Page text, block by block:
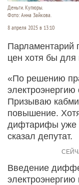
Деньги. Купюры.
Фото: Анна Зайкова.
8 апреля 2025 в 13:10
Парламентарий
цен хотя бы для
«По решению
Призываю
повышение.
дифтарифы уже
сказал депутат.
Введение